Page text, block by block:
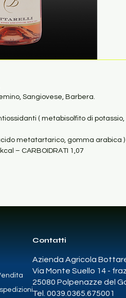
Sangiovese, Barbera.
( metabisolfito di potassio,
metatartarico, gomma arabica )
– CARBOIDRATI 1,07
Contatti
Azienda Agricola
Via Monte Suello 14 -
25080 Polpenazze del
Tel. 0039.0365.675001